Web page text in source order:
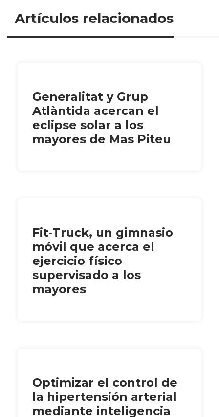
Artículos relacionados
Generalitat y Grup
Atlàntida acercan el
eclipse solar a los
mayores de Mas Piteu
Fit-Truck, un gimnasio
móvil que acerca el
ejercicio físico
supervisado a los
mayores
Optimizar el control de
la hipertensión arterial
mediante inteligencia